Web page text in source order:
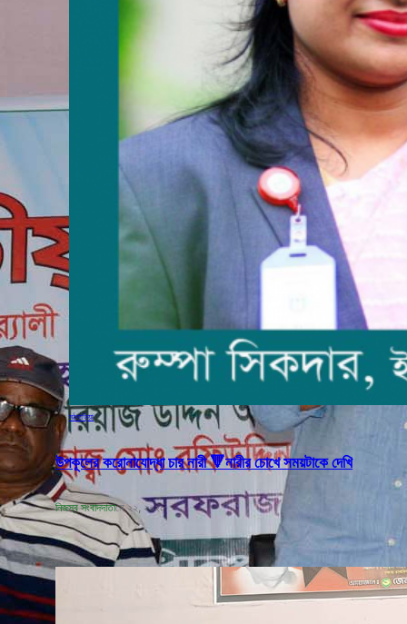
মঠবাড়িয়া
উপকূলের করোনাযোদ্ধা চার নারী 🔻নারীর চোখে সময়টাকে দেখি
নিজস্ব সংবাদদাতামে ২২, ২০২০
বঙ্গবন্ধুর শাহাদাৎ বার্ষিকী উপলক্ষে পিরোজপুরে
জেলা মহিলা আওয়ামীলীগের দোয়া মাহফিল